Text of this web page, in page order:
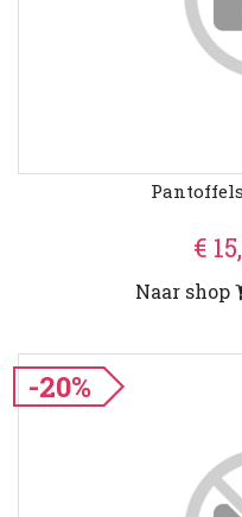
€
Naar shop
-20%